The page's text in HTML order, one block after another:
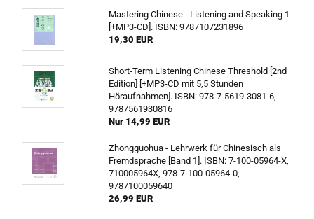
Mastering Chinese - Listening and Speaking 1
[+MP3-CD]. ISBN: 9787107231896
19,30 EUR
Short-Term Listening Chinese Threshold [2nd
Edition] [+MP3-CD mit 5,5 Stunden
Höraufnahmen]. ISBN: 978-7-5619-3081-6,
9787561930816
Nur 14,99 EUR
Zhongguohua - Lehrwerk für Chinesisch als
Fremdsprache [Band 1]. ISBN: 7-100-05964-X,
710005964X, 978-7-100-05964-0,
9787100059640
26,99 EUR